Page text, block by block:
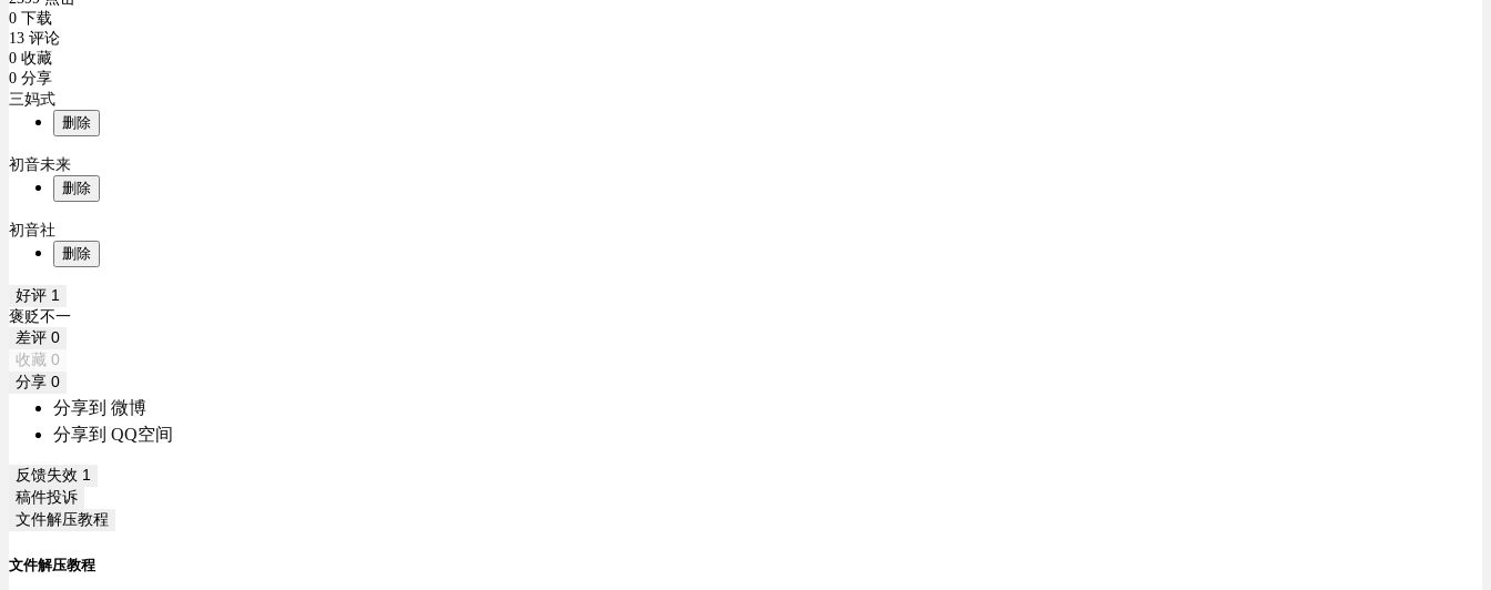
0 下载
13 评论
0 收藏
0 分享
三妈式
删除
初音未来
删除
初音社
删除
好评 1
褒贬不一
差评 0
收藏 0
分享 0
分享到 微博
分享到 QQ空间
反馈失效 1
稿件投诉
文件解压教程
文件解压教程